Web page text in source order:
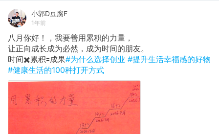
小郭D豆腐F
1年前
八月你好！，我要善用累积的力量，
让正向成长成为必然，成为时间的朋友。
时间✖️累积🟰成果#为什么选择创业 #提升生活幸福感的好物
#健康生活的100种打开方式